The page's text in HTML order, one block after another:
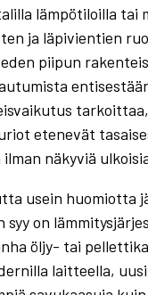
lämpötiloilla tai
ja läpivientien
piipun
etenevät
näkyviä
usein huomiotta
syy on
öljy- tai
laitteella,